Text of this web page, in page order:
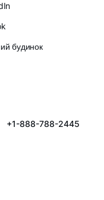
будинок
+1-888-788-2445